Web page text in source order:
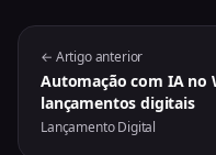
← Artigo anterior
Automação com IA no
lançamentos digitais
Lançamento Digital